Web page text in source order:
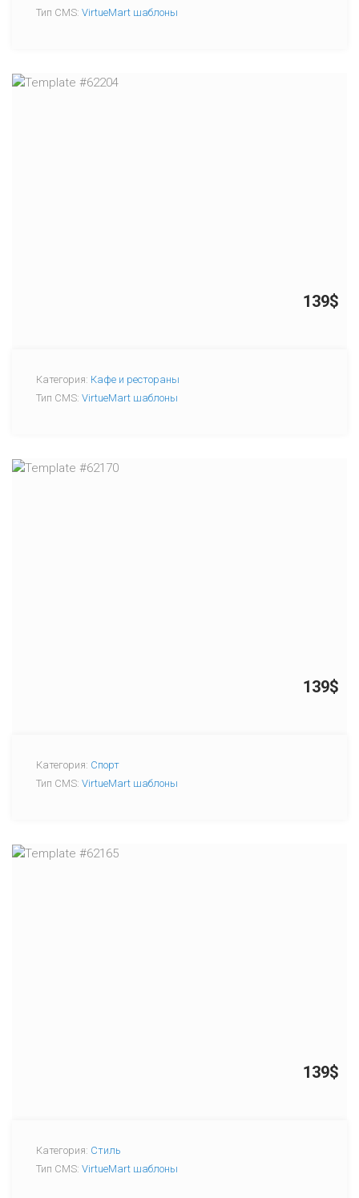
Тип CMS: VirtueMart шаблоны
139$
Категория: Кафе и рестораны
Тип CMS: VirtueMart шаблоны
139$
Категория: Спорт
Тип CMS: VirtueMart шаблоны
139$
Категория: Стиль
Тип CMS: VirtueMart шаблоны